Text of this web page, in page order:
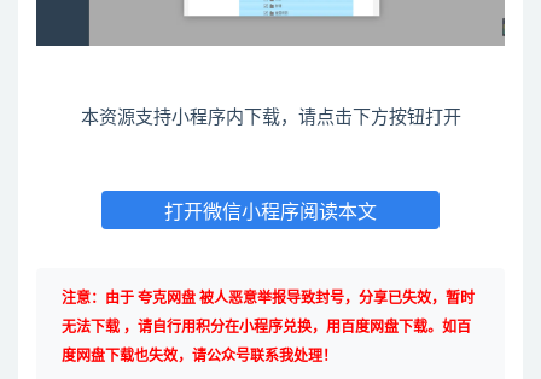
本资源支持小程序内下载，请点击下方按钮打开
打开微信小程序阅读本文
注意：由于 夸克网盘 被人恶意举报导致封号，分享已失效，暂时
无法下载 ，请自行用积分在小程序兑换，用百度网盘下载。如百
度网盘下载也失效，请公众号联系我处理！